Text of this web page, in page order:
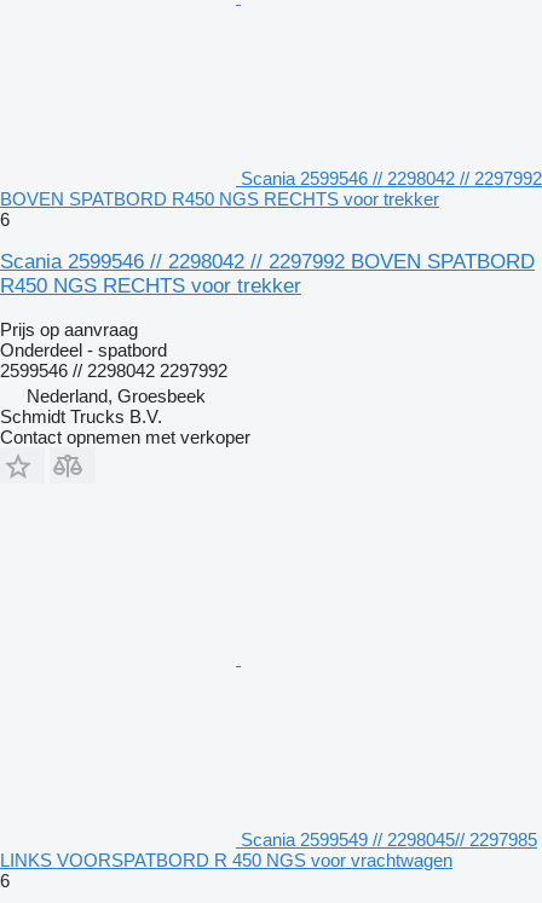
Scania 2599546 // 2298042 // 2297992
BOVEN SPATBORD R450 NGS RECHTS voor trekker
6
Scania 2599546 // 2298042 // 2297992 BOVEN SPATBORD
R450 NGS RECHTS voor trekker
Prijs op aanvraag
Onderdeel - spatbord
2599546 // 2298042 2297992
Nederland, Groesbeek
Schmidt Trucks B.V.
Contact opnemen met verkoper
Scania 2599549 // 2298045// 2297985
LINKS VOORSPATBORD R 450 NGS voor vrachtwagen
6